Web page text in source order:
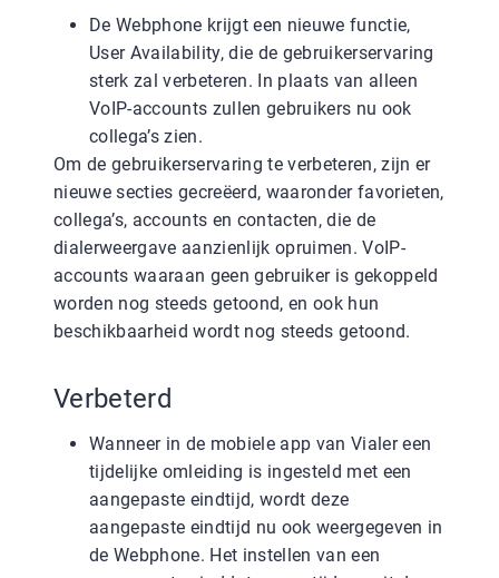
De Webphone krijgt een nieuwe functie,
User Availability, die de gebruikerservaring
sterk zal verbeteren. In plaats van alleen
VoIP-accounts zullen gebruikers nu ook
collega’s zien.
Om de gebruikerservaring te verbeteren, zijn er
nieuwe secties gecreëerd, waaronder favorieten,
collega’s, accounts en contacten, die de
dialerweergave aanzienlijk opruimen. VoIP-
accounts waaraan geen gebruiker is gekoppeld
worden nog steeds getoond, en ook hun
beschikbaarheid wordt nog steeds getoond.
Verbeterd
Wanneer in de mobiele app van Vialer een
tijdelijke omleiding is ingesteld met een
aangepaste eindtijd, wordt deze
aangepaste eindtijd nu ook weergegeven in
de Webphone. Het instellen van een